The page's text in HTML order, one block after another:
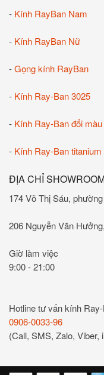
- Kính RayBan Nam
- Kính RayBan Nữ
-Gọng kính RayBan
- Kính Ray-Ban 3025
- Kính Ray-Ban đổi màu
- Kính Ray-Ban titanium
ĐỊA CHỈ
174 Võ Thị Sáu,
206 Nguyễn Văn
Giờ làm việc
9:00 - 21:00
Hotline tư vấn kính
0906-0033-96
(Call, SMS, Zalo, Viber,